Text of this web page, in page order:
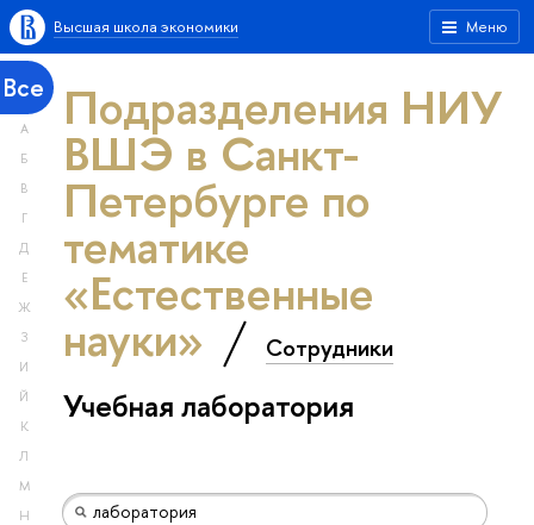
Меню
Высшая школа экономики
Все
А
Б
В
Г
Д
Е
Ж
З
И
Й
К
Л
М
Н
Подразделения НИУ
ВШЭ в Санкт-
Петербурге по
тематике
«Естественные
науки» Сотрудники
Учебная лаборатория